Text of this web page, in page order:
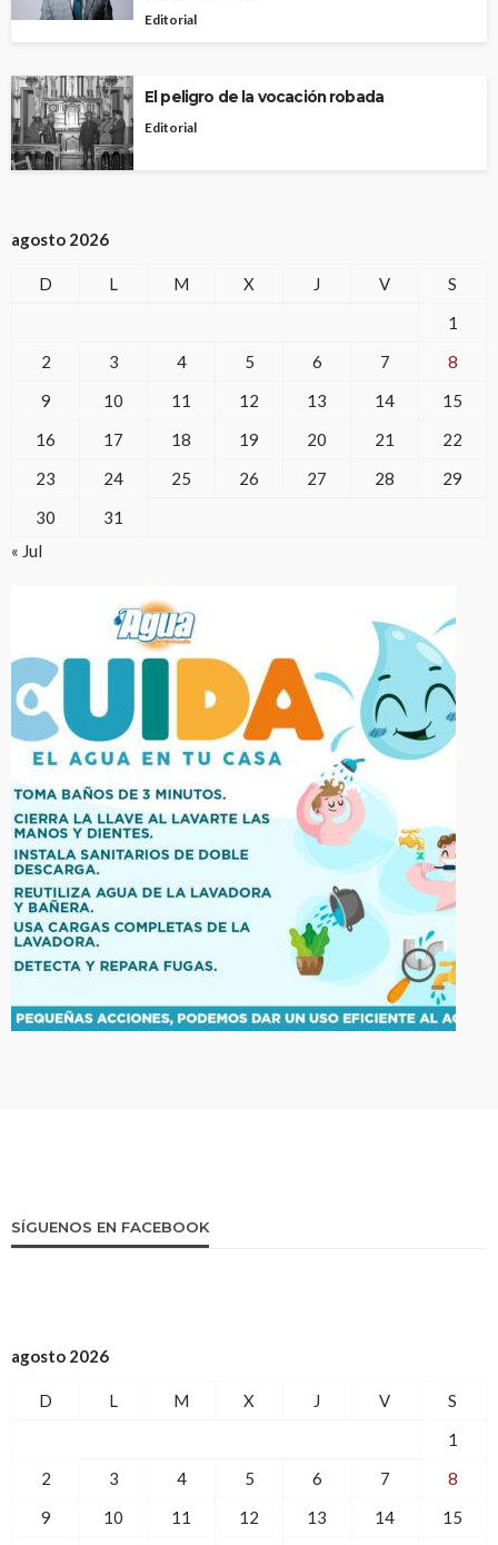
Editorial
El peligro de la vocación robada
Editorial
agosto 2026
D L M X J V
S
1
2
3 4 5 6 7
8
9
10 11 12 13 14
15
16
17 18 19 20 21
22
23
24 25 26 27 28
29
30
31
« Jul
SÍGUENOS EN FACEBOOK
agosto 2026
D L M X J V
S
1
2
3 4 5 6 7
8
9
10 11 12 13 14
15